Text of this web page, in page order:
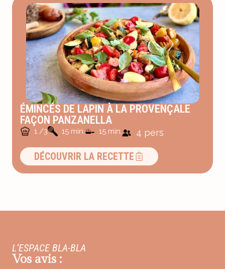
ÉMINCÉS DE LAPIN À LA PROVENÇALE
FAÇON PANZANELLA
1 /3 15 min. 15 min. 4 pers
DÉCOUVRIR LA RECETTE
L’ESPACE BLA-BLA
Vos avis :